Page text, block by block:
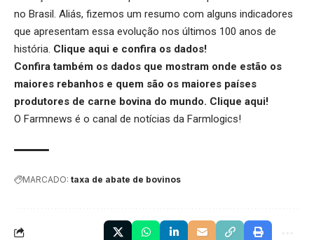
no Brasil. Aliás, fizemos um resumo com alguns indicadores
que apresentam essa evolução nos últimos 100 anos de
história. Clique aqui e confira os dados!
Confira também os dados que mostram onde estão os
maiores rebanhos e quem são os maiores países
produtores de carne bovina do mundo. Clique aqui!
O Farmnews é o canal de notícias da Farmlogics!
MARCADO: taxa de abate de bovinos